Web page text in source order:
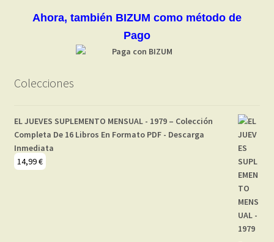
Ahora, también BIZUM como método de
Pago
Colecciones
EL JUEVES SUPLEMENTO MENSUAL - 1979 – Colección
Completa De 16 Libros En Formato PDF - Descarga
Inmediata
14,99€